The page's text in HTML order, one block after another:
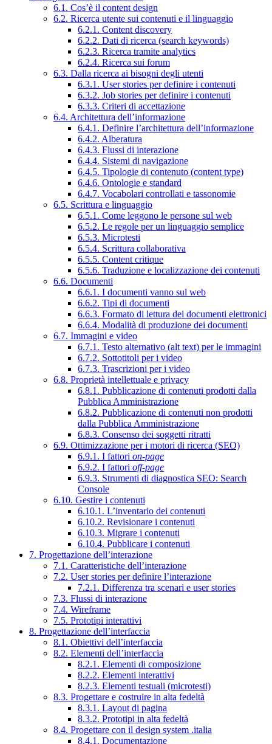
6.1. Cos’è il content design
6.2. Ricerca utente sui contenuti e il linguaggio
6.2.1. Content discovery
6.2.2. Dati di ricerca (search keywords)
6.2.3. Ricerca tramite analytics
6.2.4. Ricerca sui forum
6.3. Dalla ricerca ai bisogni degli utenti
6.3.1. User stories per definire i contenuti
6.3.2. Job stories per definire i contenuti
6.3.3. Criteri di accettazione
6.4. Architettura dell’informazione
6.4.1. Definire l’architettura dell’informazione
6.4.2. Alberatura
6.4.3. Flussi di interazione
6.4.4. Sistemi di navigazione
6.4.5. Tipologie di contenuto (content type)
6.4.6. Ontologie e standard
6.4.7. Vocabolari controllati e tassonomie
6.5. Scrittura e linguaggio
6.5.1. Come leggono le persone sul web
6.5.2. Le regole per un linguaggio semplice
6.5.3. Microtesti
6.5.4. Scrittura collaborativa
6.5.5. Content critique
6.5.6. Traduzione e localizzazione dei contenuti
6.6. Documenti
6.6.1. I documenti vanno sul web
6.6.2. Tipi di documenti
6.6.3. Formato di lettura dei documenti elettronici
6.6.4. Modalità di produzione dei documenti
6.7. Immagini e video
6.7.1. Testo alternativo (alt text) per le immagini
6.7.2. Sottotitoli per i video
6.7.3. Trascrizioni per i video
6.8. Proprietà intellettuale e privacy
6.8.1. Pubblicazione di contenuti prodotti dalla
Pubblica Amministrazione
6.8.2. Pubblicazione di contenuti non prodotti
dalla Pubblica Amministrazione
6.8.3. Consenso dei soggetti ritratti
6.9. Ottimizzazione per i motori di ricerca (SEO)
6.9.1. I fattori on-page
6.9.2. I fattori off-page
6.9.3. Strumenti di diagnostica SEO: Search
Console
6.10. Gestire i contenuti
6.10.1. L’inventario dei contenuti
6.10.2. Revisionare i contenuti
6.10.3. Migrare i contenuti
6.10.4. Pubblicare i contenuti
7. Progettazione dell’interazione
7.1. Caratteristiche dell’interazione
7.2. User stories per definire l’interazione
7.2.1. Differenza tra scenari e user stories
7.3. Flussi di interazione
7.4. Wireframe
7.5. Prototipi interattivi
8. Progettazione dell’interfaccia
8.1. Obiettivi dell’interfaccia
8.2. Elementi dell’interfaccia
8.2.1. Elementi di composizione
8.2.2. Elementi interattivi
8.2.3. Elementi testuali (microtesti)
8.3. Progettare e costruire in alta fedeltà
8.3.1. Layout di pagina
8.3.2. Prototipi in alta fedeltà
8.4. Progettare con il design system .italia
8.4.1. Documentazione